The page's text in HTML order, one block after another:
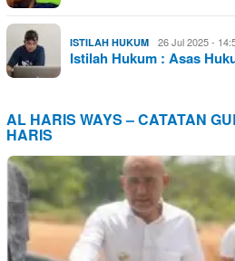
ISTILAH HUKUM 26 Jul 2025 -
Istilah Hukum : Asas
AL HARIS WAYS – CATATAN
HARIS